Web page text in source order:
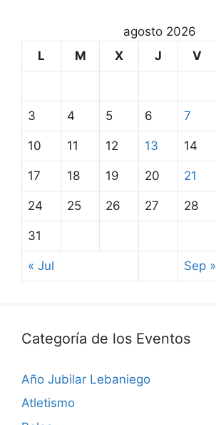
agosto 2026
L
M X J V
3 4 5 6 7
10 11 12 13 14
17 18 19 20 21
24 25 26 27 28
31
« Jul Sep »
Categoría de los Eventos
Año Jubilar Lebaniego
Atletismo